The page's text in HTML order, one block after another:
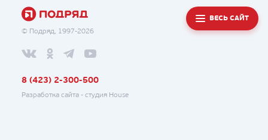
© Подряд, 1997-2026
ВЕСЬ САЙТ
8 (423) 2-300-500
Разработка сайта - студия House